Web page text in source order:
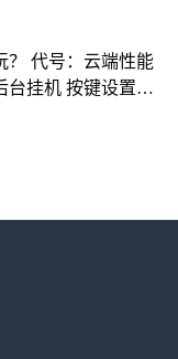
？ 代号：云端性能
台挂机 按键设置教